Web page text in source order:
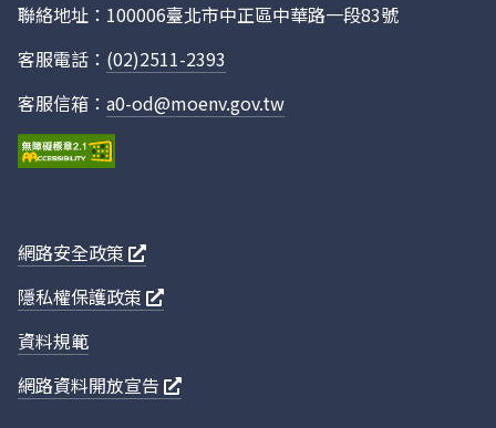
1140124A
照表（變更RL3預定站體位置）
1140294A
1140324A
觀霧森林遊樂區計畫環境影響說明書變更內
聯絡地址：100006臺北市中正區中華路一段83號
客服電話： (02)2511-2393
客服信箱： a0-od@moenv.gov.tw
網路安全政策
隱私權保護政策
資料規範
網路資料開放宣告